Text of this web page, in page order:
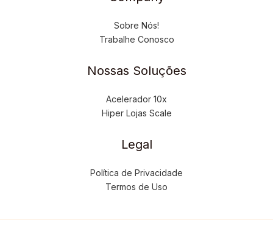
Sobre Nós!
Trabalhe Conosco
Nossas Soluções
Acelerador 10x
Hiper Lojas Scale
Legal
Política de Privacidade
Termos de Uso